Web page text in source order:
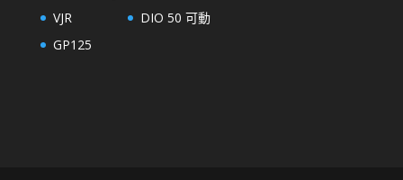
VJR
GP125
DIO 50 可動